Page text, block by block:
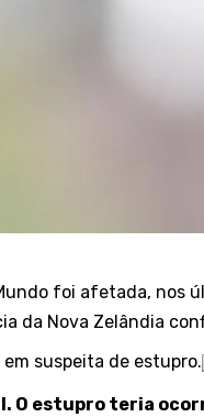
foi afetada, nos
da Nova Zelândia
suspeita de estupro.
O estupro teria